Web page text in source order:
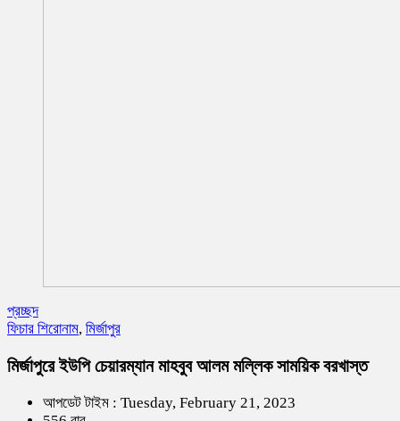
প্রচ্ছদ
ফিচার শিরোনাম, মির্জাপুর
মির্জাপুরে ইউপি চেয়ারম্যান মাহবুব আলম মল্লিক সাময়িক বরখাস্ত
আপডেট টাইম : Tuesday, February 21, 2023